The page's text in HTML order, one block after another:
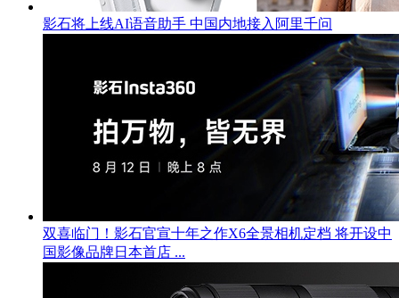
影石将上线AI语音助手 中国内地接入阿里千问
双喜临门！影石官宣十年之作X6全景相机定档 将开设中
国影像品牌日本首店 ...